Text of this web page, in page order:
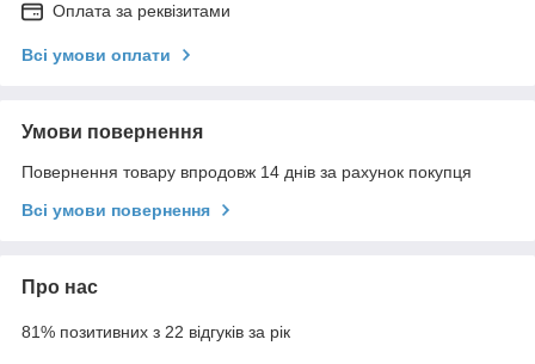
Оплата за реквізитами
Всі умови оплати
Умови повернення
Повернення товару впродовж 14 днів за рахунок покупця
Всі умови повернення
Про нас
81% позитивних з 22 відгуків за рік